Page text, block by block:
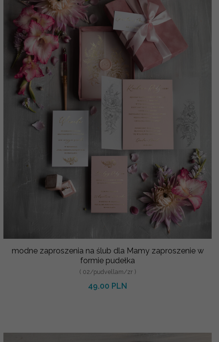
modne zaproszenia na ślub dla Mamy zaproszenie w
formie pudełka
( 02/pudvellam/zr )
49.00 PLN